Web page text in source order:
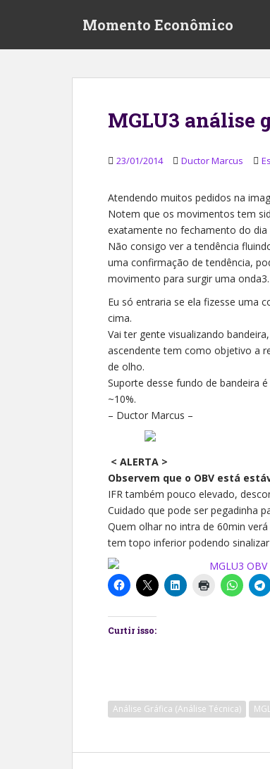
Momento Econômico
MGLU3 análise
23/01/2014 Ductor Marcus
Atendendo muitos pedidos na
Notem que os movimentos tem
exatamente no fechamento do dia
Não consigo ver a tendência
uma confirmação de tendência,
movimento para surgir uma onda3.
Eu só entraria se ela fizesse uma
cima.
Vai ter gente visualizando
ascendente tem como objetivo a
de olho.
Suporte desse fundo de bandeira
~10%.
– Ductor Marcus –
< ALERTA >
Observem que o OBV está
IFR também pouco elevado,
Cuidado que pode ser pegadinha
Quem olhar no intra de 60min
tem topo inferior podendo
Curtir isso:
Análise Gráfica (Análise Técnica)